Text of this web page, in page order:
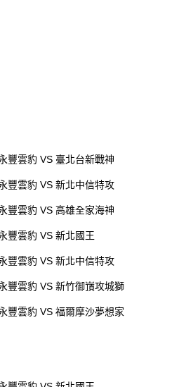
豐雲豹 VS 臺北台新戰神
豐雲豹 VS 新北中信特攻
豐雲豹 VS 高雄全家海神
豐雲豹 VS 新北國王
豐雲豹 VS 新北中信特攻
豐雲豹 VS 新竹御嵿攻城獅
豐雲豹 VS 福爾摩沙夢想家